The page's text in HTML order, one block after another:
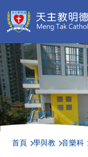
首頁 學與教 音樂科